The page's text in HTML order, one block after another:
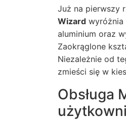
Już na pierwszy
Wizard wyróżnia
aluminium oraz
Zaokrąglone
Niezależnie od
zmieści się w
Obsługa